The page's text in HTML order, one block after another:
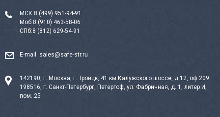
МСК:8 (499) 951-94-91
Моб:8 (910) 463-58-06
СПб:8 (812) 629-54-91
E-mail: sales@safe-str.ru
142190, г. Москва, г. Троицк, 41 км Калужского шоссе, д.12, оф.209
198516, г. Санкт-Петербург, Петергоф, ул. Фабричная, д. 1, литер И,
пом. 25